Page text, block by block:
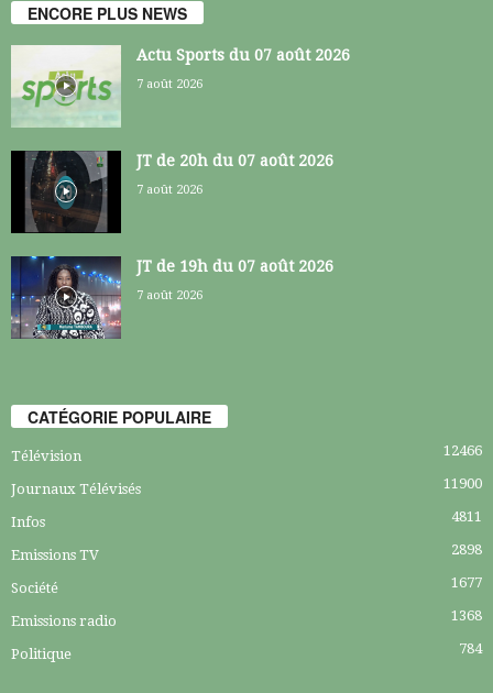
ENCORE PLUS NEWS
Actu Sports du 07 août 2026
7 août 2026
JT de 20h du 07 août 2026
7 août 2026
JT de 19h du 07 août 2026
7 août 2026
CATÉGORIE POPULAIRE
Télévision 12466
Journaux Télévisés 11900
Infos 4811
Emissions TV 2898
Société 1677
Emissions radio 1368
Politique 784